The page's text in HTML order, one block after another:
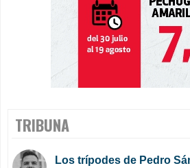
TRIBUNA
Los trípodes de Pedro